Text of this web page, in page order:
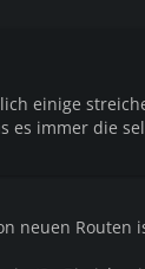
einige
es immer die
neuen Routen